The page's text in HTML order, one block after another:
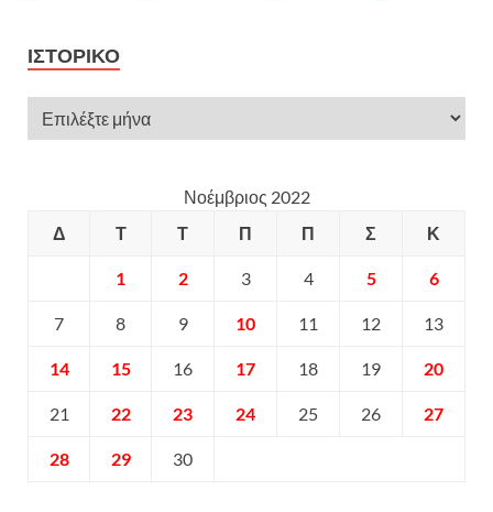
ΙΣΤΟΡΙΚΌ
Νοέμβριος 2022
Δ
Τ Τ Π Π Σ Κ
1 2 3 4 5 6
7 8 9 10 11 12 13
14 15 16 17 18 19 20
21 22 23 24 25 26 27
28 29 30